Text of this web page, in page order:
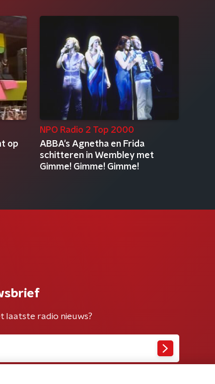
op
NPO Radio 2 Top 2000
ABBA's Agnetha en Frida
schitteren in Wembley met
Gimme! Gimme! Gimme!
laatste radio nieuws?